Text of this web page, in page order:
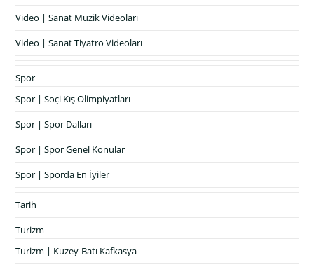
Video | Sanat Müzik Videoları
Video | Sanat Tiyatro Videoları
Spor
Spor | Soçi Kış Olimpiyatları
Spor | Spor Dalları
Spor | Spor Genel Konular
Spor | Sporda En İyiler
Tarih
Turizm
Turizm | Kuzey-Batı Kafkasya